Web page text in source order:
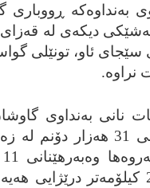
به‌نداوه‌که‌
نراوه‌.
ئاودێری کردنی 31